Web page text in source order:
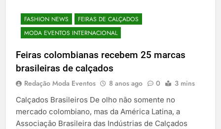
FASHION NEWS
FEIRAS DE CALÇADOS
MODA EVENTOS INTERNACIONAL
Feiras colombianas recebem 25 marcas
brasileiras de calçados
Redação Moda Eventos 8 anos ago 0 3 mins
Calçados Brasileiros De olho não somente no
mercado colombiano, mas da América Latina, a
Associação Brasileira das Indústrias de Calçados